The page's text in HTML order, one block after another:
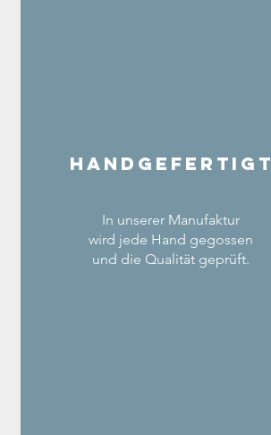
Handgefertigt
In unserer Manufaktur
wird jede Hand gegossen
und die Qualität geprüft.